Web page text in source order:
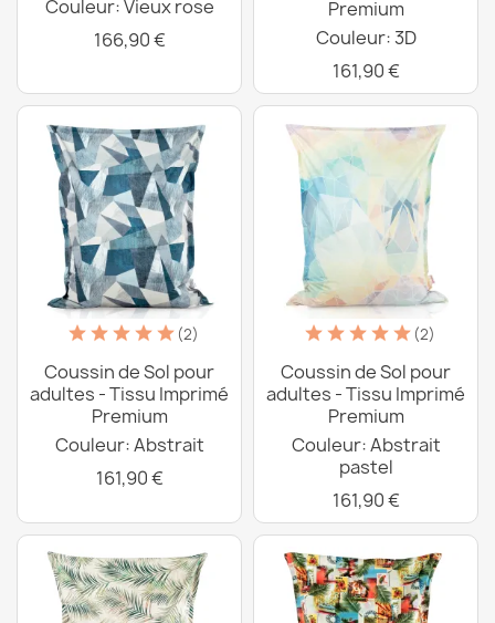
Couleur: Vieux rose
166,90 €
Premium
Couleur: 3D
161,90 €
(2)
Coussin de Sol pour
adultes - Tissu Imprimé
Premium
Couleur: Abstrait
161,90 €
(2)
Coussin de Sol pour
adultes - Tissu Imprimé
Premium
Couleur: Abstrait
pastel
161,90 €